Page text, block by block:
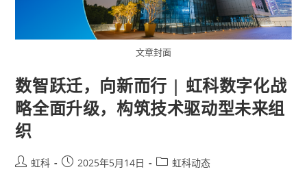
文章封面
数智跃迁，向新而行 | 虹科数字化战
略全面升级，构筑技术驱动型未来组
织
虹科 2025年5月14日 虹科动态